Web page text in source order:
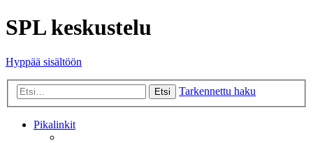
SPL keskustelu
Hyppää sisältöön
Etsi Tarkennettu haku
Pikalinkit